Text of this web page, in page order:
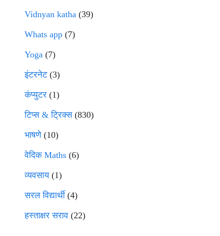
Vidnyan katha (39)
Whats app (7)
Yoga (7)
इंटरनेट(3)
कंप्युटर (1)
टिप्स & ट्रिक्स(830)
भाषणे(10)
वेदिक Maths (6)
व्यवसाय(1)
सरल विद्यार्थी(4)
हस्ताक्षर सराव (22)